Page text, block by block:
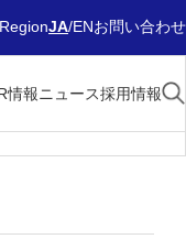
JA ENお問い合わせ
情報ニュース採用情報